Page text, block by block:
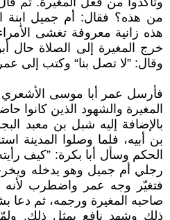
من هذه؟ فقال: أم جميل ابنة
هذه زانية معروفة تغشى الأمراء
خرج المغيرة إلى الصلاة حال
وقال: ”لا تصل بنا“ وكتب إلى عمر
فأرسل عمر أبا موسى
المغيرة والشهود الذين كانوا
بالإضافة إليه شبل بن معبد
بن أبيه، فلما وصلوا المدينة
الحكم وسأل أبا بكرة: ”كيف
رجلي أم جميل وهو يدخله
فتغيّر وجه عمر واضطرب لأنه
صاحبه المغيرة ورجمه، ثم دعا
ذلك وشهد نافع بمثل ذلك,